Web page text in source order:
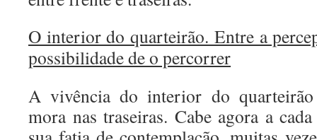
O interior do quarteirão. Entre a
possibilidade de o percorrer
A vivência do interior do
mora nas traseiras. Cabe agora a